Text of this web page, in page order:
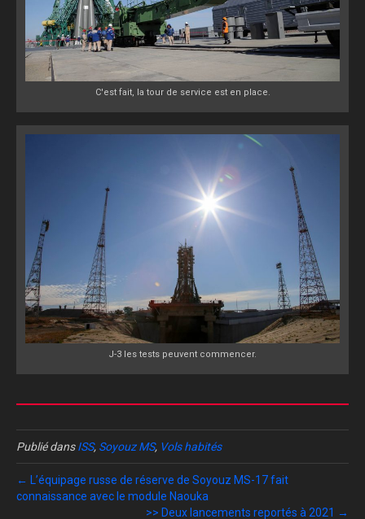
C'est fait, la tour de service est en place.
J-3 les tests peuvent commencer.
Publié dansISS, Soyouz MS, Vols habités
← L’équipage russe de réserve de Soyouz MS-17 fait
connaissance avec le module Naouka
>> Deux lancements reportés à 2021 →